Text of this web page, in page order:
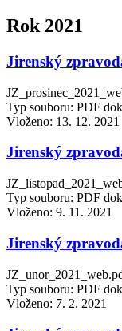
Rok 2021
Jirenský
Typ souboru: PDF
Vloženo: 13. 12. 2021
Jirenský
Typ souboru: PDF
Vloženo: 9. 11. 2021
Jirenský
Typ souboru: PDF
Vloženo: 7. 2. 2021